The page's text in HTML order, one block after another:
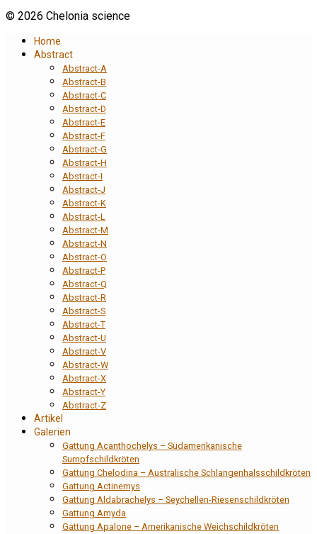
© 2026 Chelonia science
Home
Abstract
Abstract-A
Abstract-B
Abstract-C
Abstract-D
Abstract-E
Abstract-F
Abstract-G
Abstract-H
Abstract-I
Abstract-J
Abstract-K
Abstract-L
Abstract-M
Abstract-N
Abstract-O
Abstract-P
Abstract-Q
Abstract-R
Abstract-S
Abstract-T
Abstract-U
Abstract-V
Abstract-W
Abstract-X
Abstract-Y
Abstract-Z
Artikel
Galerien
Gattung Acanthochelys – Südamerikanische
Sumpfschildkröten
Gattung Chelodina – Australische Schlangenhalsschildkröten
Gattung Actinemys
Gattung Aldabrachelys – Seychellen-Riesenschildkröten
Gattung Amyda
Gattung Apalone – Amerikanische Weichschildkröten